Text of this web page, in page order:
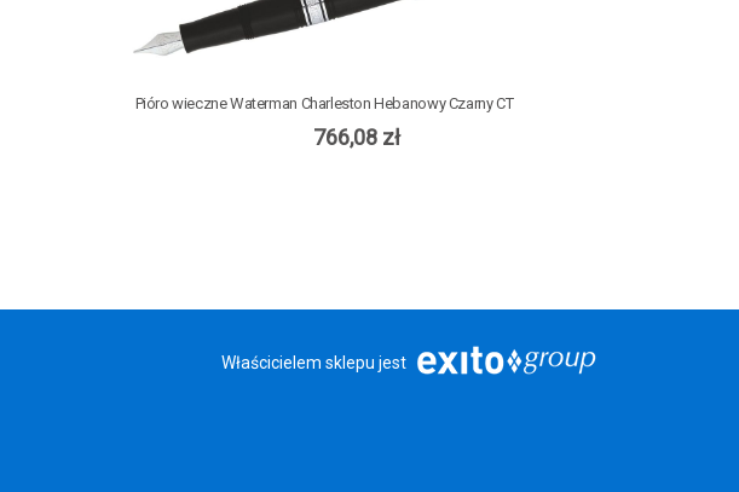
Pióro wieczne Waterman Charleston Hebanowy Czarny CT
766,08 zł
Właścicielem sklepu jest